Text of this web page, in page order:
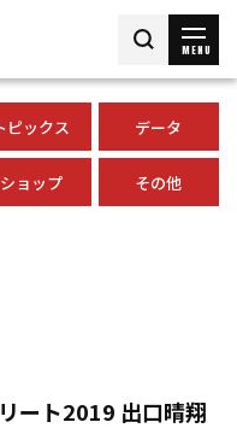
MENU
ピックス データ
ショップ その他
ート2019 出口晴翔